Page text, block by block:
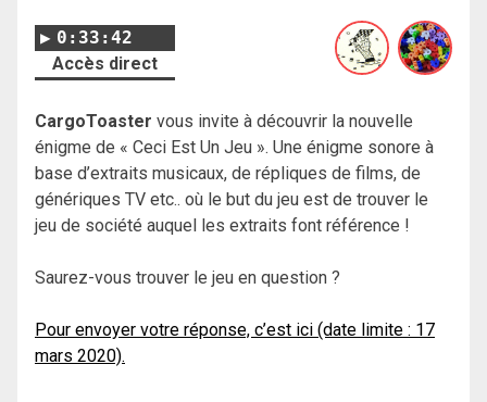
0:33:42
Accès direct
CargoToaster vous invite à découvrir la nouvelle
énigme de « Ceci Est Un Jeu ». Une énigme sonore à
base d’extraits musicaux, de répliques de films, de
génériques TV etc.. où le but du jeu est de trouver le
jeu de société auquel les extraits font référence !
Saurez-vous trouver le jeu en question ?
Pour envoyer votre réponse, c’est ici (date limite : 17
mars 2020).